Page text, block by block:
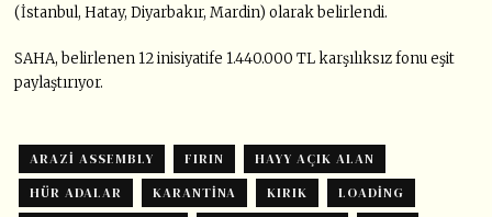
(İstanbul, Hatay, Diyarbakır, Mardin) olarak belirlendi.
SAHA, belirlenen 12 inisiyatife 1.440.000 TL karşılıksız fonu eşit
paylaştırıyor.
ARAZI ASSEMBLY FIRIN
HAYY AÇIK ALAN
HÜR ADALAR
KARANTINA KIRIK
LOADING